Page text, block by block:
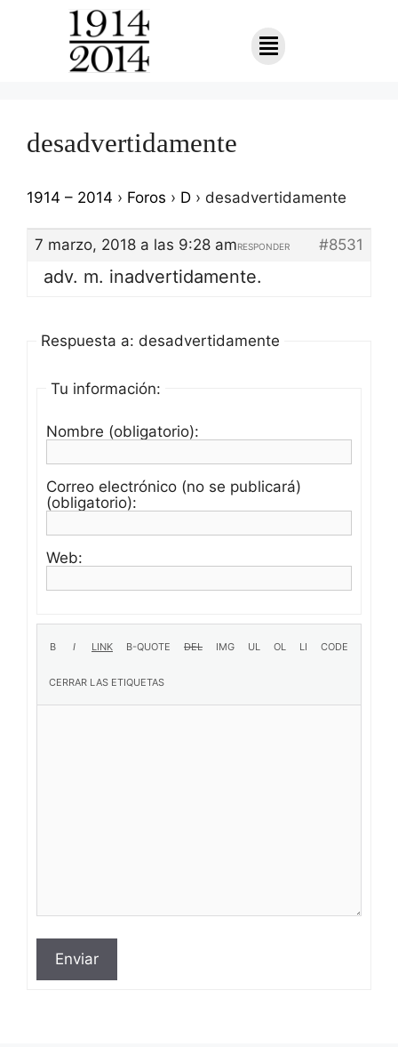
desadvertidamente
1914 – 2014 › Foros › D › desadvertidamente
7 marzo, 2018 a las 9:28 am #8531
RESPONDER
adv. m. inadvertidamente.
Respuesta a: desadvertidamente
Tu información:
Nombre (obligatorio):
Correo electrónico (no se publicará)
(obligatorio):
Web:
Enviar